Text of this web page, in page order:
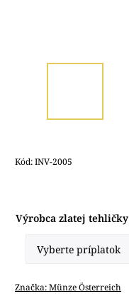
Kód:INV-2005
Výrobca zlatej tehličky
Značka:Münze Österreich